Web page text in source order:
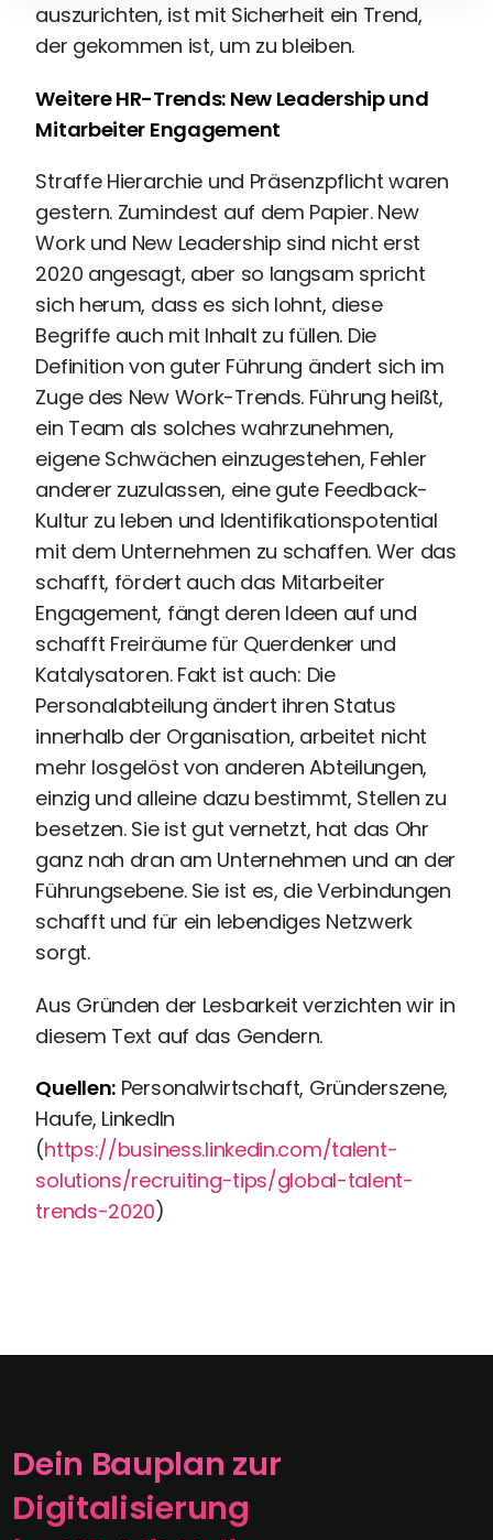
auszurichten, ist mit Sicherheit ein Trend,
der gekommen ist, um zu bleiben.
Weitere HR-Trends: New Leadership und
Mitarbeiter Engagement
Straffe Hierarchie und Präsenzpflicht waren
gestern. Zumindest auf dem Papier. New
Work und New Leadership sind nicht erst
2020 angesagt, aber so langsam spricht
sich herum, dass es sich lohnt, diese
Begriffe auch mit Inhalt zu füllen. Die
Definition von guter Führung ändert sich im
Zuge des New Work-Trends. Führung heißt,
ein Team als solches wahrzunehmen,
eigene Schwächen einzugestehen, Fehler
anderer zuzulassen, eine gute Feedback-
Kultur zu leben und Identifikationspotential
mit dem Unternehmen zu schaffen. Wer das
schafft, fördert auch das Mitarbeiter
Engagement, fängt deren Ideen auf und
schafft Freiräume für Querdenker und
Katalysatoren. Fakt ist auch: Die
Personalabteilung ändert ihren Status
innerhalb der Organisation, arbeitet nicht
mehr losgelöst von anderen Abteilungen,
einzig und alleine dazu bestimmt, Stellen zu
besetzen. Sie ist gut vernetzt, hat das Ohr
ganz nah dran am Unternehmen und an der
Führungsebene. Sie ist es, die Verbindungen
schafft und für ein lebendiges Netzwerk
sorgt.
Aus Gründen der Lesbarkeit verzichten wir in
diesem Text auf das Gendern.
Quellen: Personalwirtschaft, Gründerszene,
Haufe, LinkedIn
(https://business.linkedin.com/talent-
solutions/recruiting-tips/global-talent-
trends-2020)
Dein Bauplan zur
Digitalisierung